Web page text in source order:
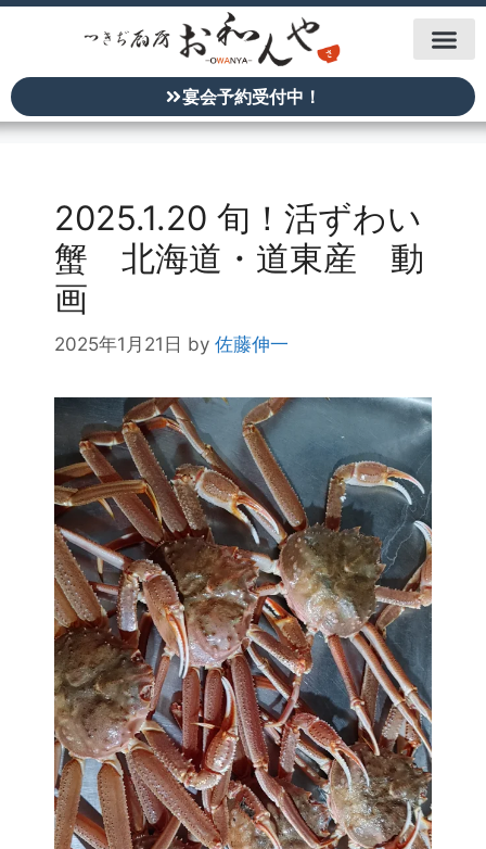
宴会予約受付中！
2025.1.20 旬！活ずわい
蟹 北海道・道東産 動
画
2025年1月21日 by 佐藤伸一